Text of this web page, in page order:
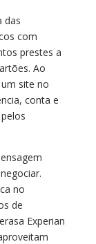
das
com
prestes a
Ao
site no
conta e
no
de
Experian